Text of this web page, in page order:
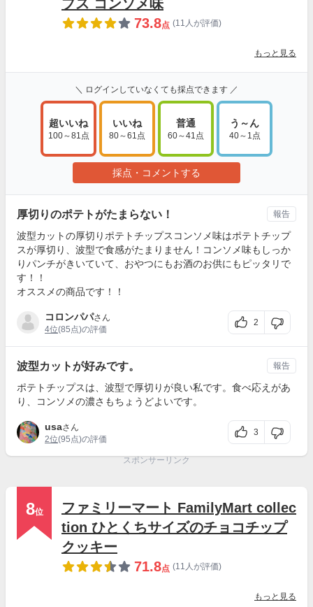
プス コンソメ味
73.8点 (11人が評価)
もっと見る
＼ ログインしていなくても採点できます ／
超いいね
100～81点
いいね
80～61点
普通
60～41点
う～ん
40～1点
採点・コメントする
厚切りのポテトがたまらない！
波型カットの厚切りポテトチップスコンソメ味はポテトチップ
スが厚切り、波型で食感がたまりません！コンソメ味もしっか
りパンチがきいていて、おやつにもお酒のお供にもピッタリで
す！！
オススメの商品です！！
コロンパパさん
4位(85点)の評価
2
報告
波型カットが好みです。
ポテトチップスは、波型で厚切りが良い私です。食べ応えがあ
り、コンソメの濃さもちょうどよいです。
usaさん
2位(95点)の評価
3
報告
スポンサーリンク
8位
ファミリーマート FamilyMart collec
tion ひとくちサイズのチョコチップ
クッキー
71.8点 (11人が評価)
もっと見る